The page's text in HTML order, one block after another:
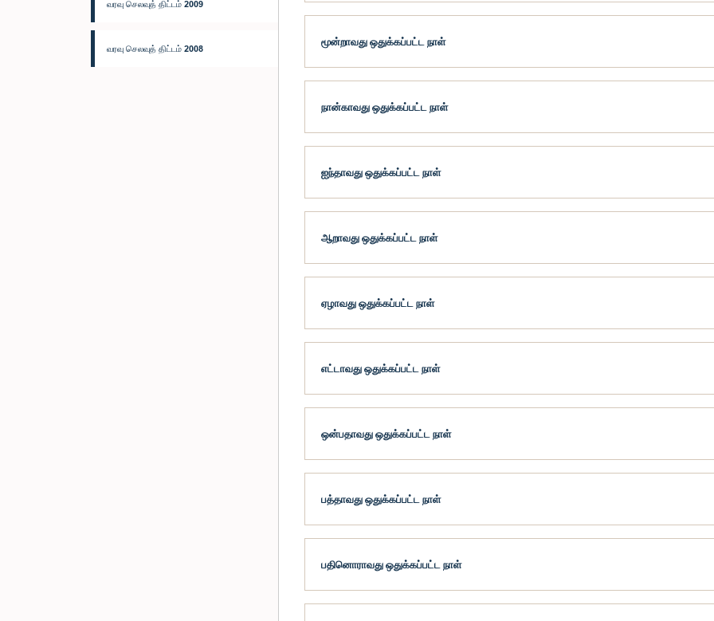
வரவு செலவுத் திட்டம் 2009
வரவு செலவுத் திட்டம் 2008 மூன்றாவது ஒதுக்கப்பட்ட நாள்
நான்காவது ஒதுக்கப்பட்ட நாள்
ஐந்தாவது ஒதுக்கப்பட்ட நாள்
ஆறாவது ஒதுக்கப்பட்ட நாள்
ஏழாவது ஒதுக்கப்பட்ட நாள்
எட்டாவது ஒதுக்கப்பட்ட நாள்
ஒன்பதாவது ஒதுக்கப்பட்ட நாள்
பத்தாவது ஒதுக்கப்பட்ட நாள்
பதினொராவது ஒதுக்கப்பட்ட நாள்